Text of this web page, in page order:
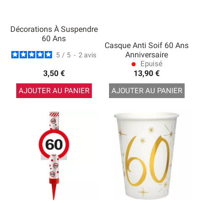
Décorations À Suspendre
60 Ans
5 / 5 - 2 avis
3,50 €
AJOUTER AU PANIER
Casque Anti Soif 60 Ans
Anniversaire
lens Epuisé
13,90 €
AJOUTER AU PANIER